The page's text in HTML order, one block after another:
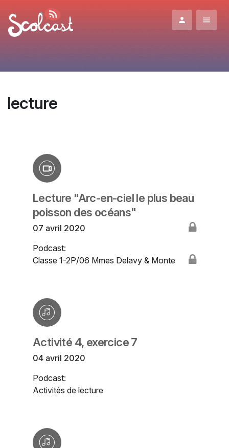
lecture
Lecture "Arc-en-ciel le plus beau
poisson des océans"
07 avril 2020
Podcast:
Classe 1-2P/06 Mmes Delavy & Monte
Activité 4, exercice 7
04 avril 2020
Podcast:
Activités de lecture